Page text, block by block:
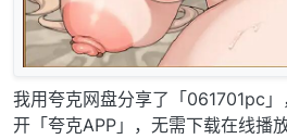
我用夸克网盘分享了「061701pc
开「夸克APP」，无需下载在线播